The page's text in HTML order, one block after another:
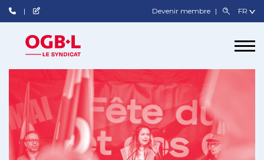
Devenir membre